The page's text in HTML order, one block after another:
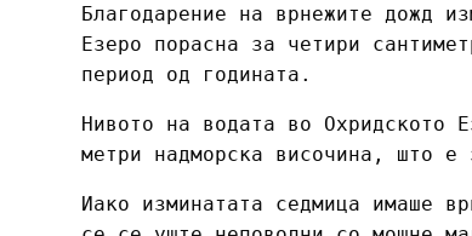
Благодарение на врнежите дожд
Езеро порасна за четири
период од годината.
Нивото на водата во Охридското
метри надморска височина, што
Иако изминатата седмица имаше